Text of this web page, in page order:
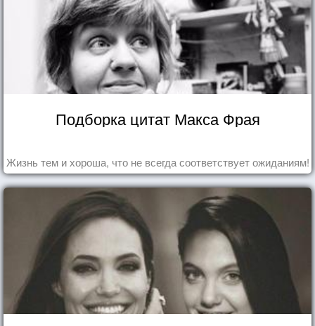
Подборка цитат Макса Фрая
Жизнь тем и хороша, что не всегда соответствует ожиданиям!